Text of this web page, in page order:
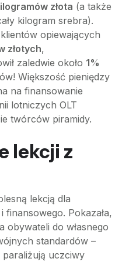
złota (a także
kilogram srebra).
opiewających
złotych,
zaledwie około 1%
Większość pieniędzy
na finansowanie
lotniczych OLT
twórców piramidy.
lekcji z
lekcją dla
Pokazała,
obywateli do własnego
standardów –
uczciwy